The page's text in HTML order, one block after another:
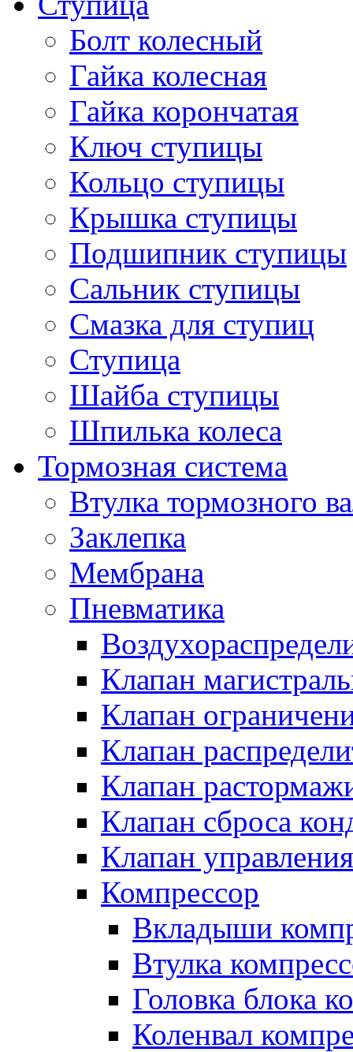
Болт колесный
Гайка колесная
Гайка корончатая
Ключ ступицы
Кольцо ступицы
Крышка ступицы
Подшипник ступицы
Сальник ступицы
Смазка для ступиц
Ступица
Шайба ступицы
Шпилька колеса
Тормозная система
Втулка тормозного
Заклепка
Мембрана
Пневматика
Клапан
Клапан
Клапан
Клапан
Клапан сброса
Клапан управления
Компрессор
Вкладыши
Втулка
Головка блока
Коленвал